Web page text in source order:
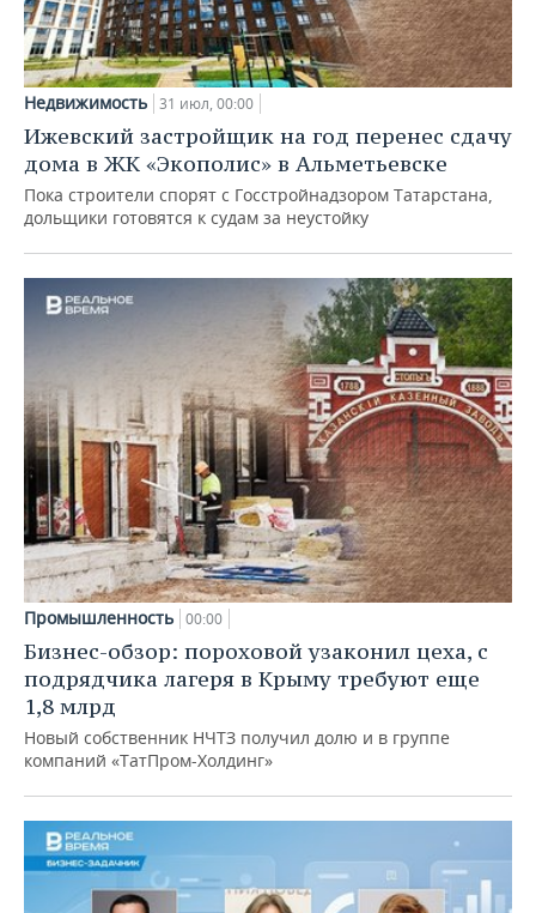
Недвижимость 31 июл, 00:00
Ижевский застройщик на год перенес сдачу
дома в ЖК «Экополис» в Альметьевске
Пока строители спорят с Госстройнадзором Татарстана,
дольщики готовятся к судам за неустойку
Промышленность 00:00
Бизнес-обзор: пороховой узаконил цеха, с
подрядчика лагеря в Крыму требуют еще
1,8 млрд
Новый собственник НЧТЗ получил долю и в группе
компаний «ТатПром-Холдинг»